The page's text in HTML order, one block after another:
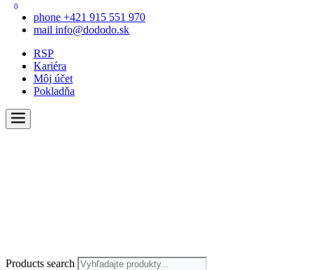
phone +421 915 551 970
mail info@dododo.sk
RSP
Kariéra
Môj účet
Pokladňa
Products search
0